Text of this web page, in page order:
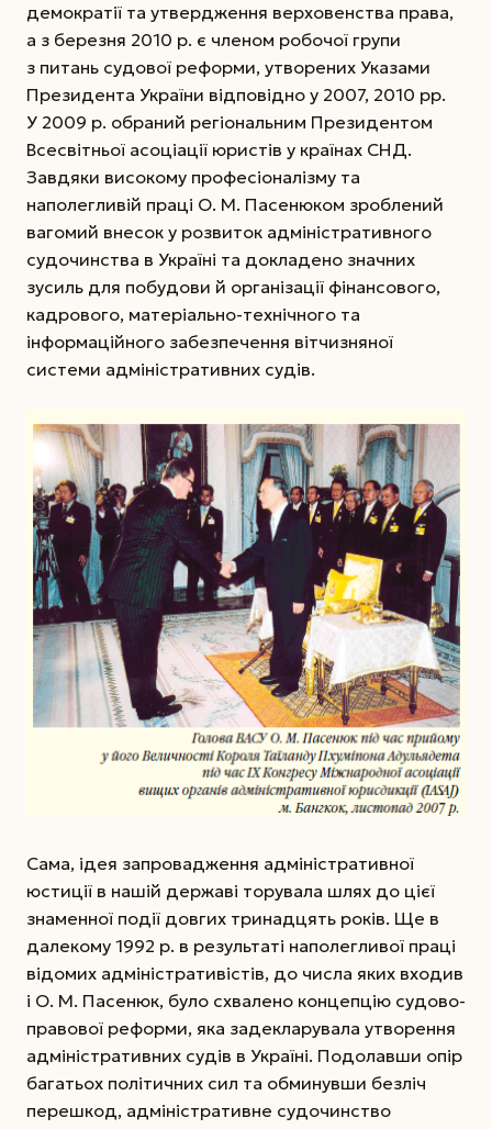
демократії та утвердження верховенства права,
а з березня 2010 р. є членом робочої групи
з питань судової реформи, утворених Указами
Президента України відповідно у 2007, 2010 рр.
У 2009 р. обраний регіональним Президентом
Всесвітньої асоціації юристів у країнах СНД.
Завдяки високому професіоналізму та
наполегливій праці О. М. Пасенюком зроблений
вагомий внесок у розвиток адміністративного
судочинства в Україні та докладено значних
зусиль для побудови й організації фінансового,
кадрового, матеріально-технічного та
інформаційного забезпечення вітчизняної
системи адміністративних судів.
Сама, ідея запровадження адміністративної
юстиції в нашій державі торувала шлях до цієї
знаменної події довгих тринадцять років. Ще в
далекому 1992 р. в результаті наполегливої праці
відомих адміністративістів, до числа яких входив
і О. М. Пасенюк, було схвалено концепцію судово-
правової реформи, яка задекларувала утворення
адміністративних судів в Україні. Подолавши опір
багатьох політичних сил та обминувши безліч
перешкод, адміністративне судочинство